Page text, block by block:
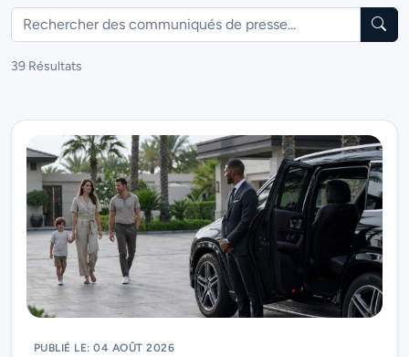
39 Résultats
PUBLIÉ LE: 04 AOÛT 2026